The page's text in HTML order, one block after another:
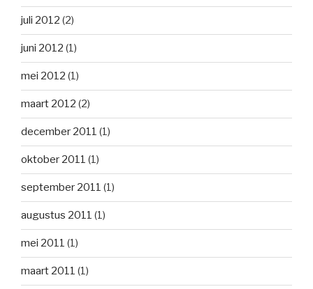
juli 2012 (2)
juni 2012 (1)
mei 2012 (1)
maart 2012 (2)
december 2011 (1)
oktober 2011 (1)
september 2011 (1)
augustus 2011 (1)
mei 2011 (1)
maart 2011 (1)